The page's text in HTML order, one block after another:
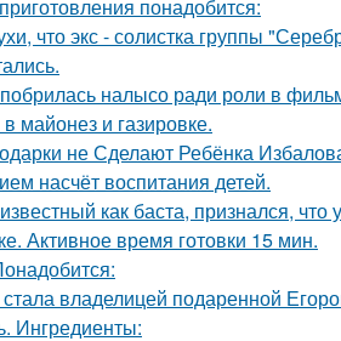
понадобится:
что экс - солистка группы
налысо ради роли в
майонез и газировке.
не Сделают Ребёнка
насчёт воспитания детей.
как баста, признался,
Активное время готовки 15 мин.
владелицей подаренной
Ингредиенты: